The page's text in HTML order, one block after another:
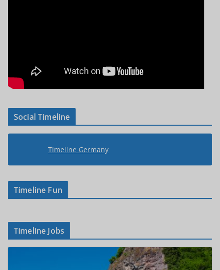
Social Timeline
Timeline Germany
Timeline Fun
Timeline Jobs